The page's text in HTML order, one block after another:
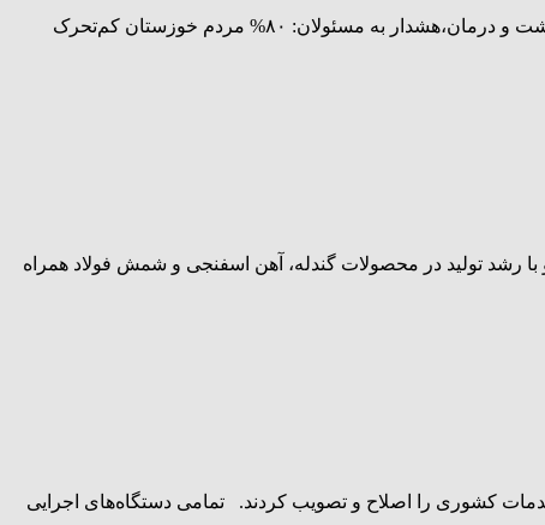
چالش‌ها و برنامه‌های حوزه بهداشت و درمان در استان خوزستان از “پویش نه به تصادف” تا پزشک خانواده؛ خوزستان در مسیر تحول بهداشت و درمان،هشدار به مسئولان: ۸۰% مردم خوزستان کم‌تحرک
و ثبت چند رکورد* 🔹سال ۱۴۰۳ در شرکت معدنی و صنعتی چادرملو با رشد تولید در محصولات گندله، آهن اسفنجی و شمش فولاد همراه
امروز مجلس جهت رفع ایراد شورای نگهبان تبصره ۳ لایحه اصلاح ماده ۸۷ قانون مدیریت خدمات کشوری را اصلاح و تصویب کردند. تمامی دستگاه‌های اجرایی